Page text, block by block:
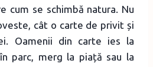
cum se schimbă natura. Nu
cât o carte de privit și
Oamenii din carte ies la
parc, merg la piață sau la